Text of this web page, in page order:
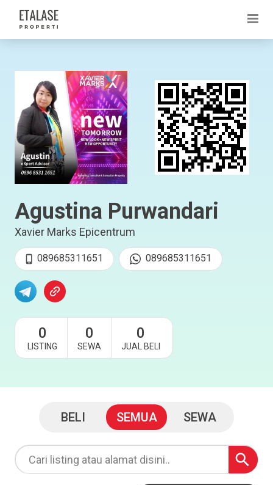
Agustina Purwandari
Xavier Marks Epicentrum
089685311651 089685311651
0
LISTING
0
SEWA
0
JUAL BELI
BELI SEMUA SEWA